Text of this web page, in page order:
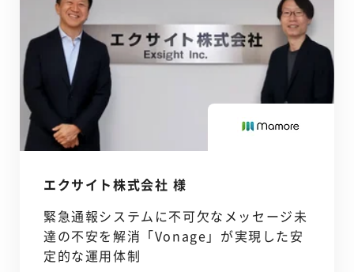
エクサイト株式会社 様
緊急通報システムに不可欠なメッセージ未
達の不安を解消「Vonage」が実現した安
定的な運用体制